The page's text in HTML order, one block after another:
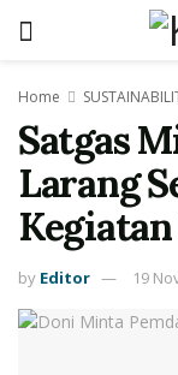
Home
Satgas
Larang
by Editor 19